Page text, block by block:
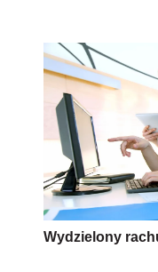
Wydzielony